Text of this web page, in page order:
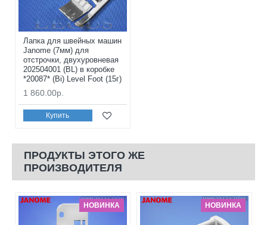
Лапка для швейных машин
Janome (7мм) для
отстрочки, двухуровневая
202504001 (BL) в коробке
*20087* (Bi) Level Foot (15г)
1 860.00р.
Купить
ПРОДУКТЫ ЭТОГО ЖЕ
ПРОИЗВОДИТЕЛЯ
НОВИНКА НОВИНКА